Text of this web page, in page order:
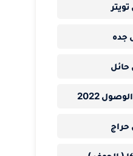
جده
حائل
2022
حراج